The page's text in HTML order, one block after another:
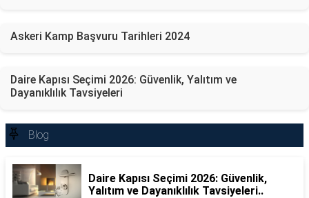
Askeri Kamp Başvuru Tarihleri 2024
Daire Kapısı Seçimi 2026: Güvenlik, Yalıtım ve
Dayanıklılık Tavsiyeleri
Blog
Daire Kapısı Seçimi 2026: Güvenlik,
Yalıtım ve Dayanıklılık Tavsiyeleri..